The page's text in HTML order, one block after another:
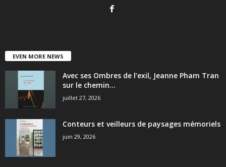
EVEN MORE NEWS
Avec ses Ombres de l’exil, Jeanne Pham Tran
sur le chemin...
juillet 27, 2026
Conteurs et veilleurs de paysages mémoriels
juin 29, 2026